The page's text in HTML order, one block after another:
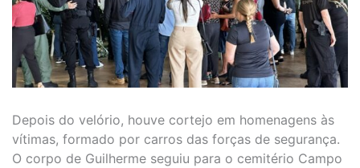
Depois do velório, houve cortejo em homenagens às
vítimas, formado por carros das forças de segurança.
O corpo de Guilherme seguiu para o cemitério Campo